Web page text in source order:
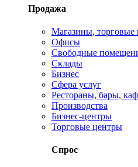
Продажа
Магазины,
Офисы
Свободные
Склады
Бизнес
Сфера услуг
Рестораны, бары,
Производства
Бизнес-центры
Торговые центры
Спрос